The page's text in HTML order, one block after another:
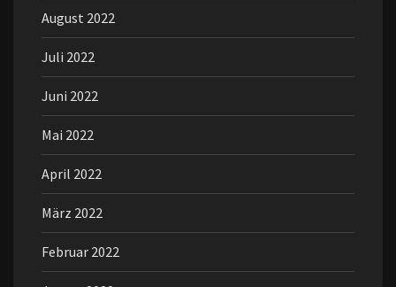
August 2022
Juli 2022
Juni 2022
Mai 2022
April 2022
März 2022
Februar 2022